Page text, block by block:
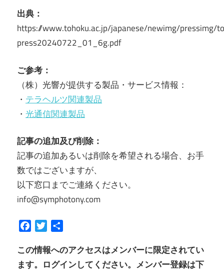
出典：
https://www.tohoku.ac.jp/japanese/newimg/pressimg/
press20240722_01_6g.pdf
ご参考：
（株）光響が提供する製品・サービス情報：
・ テラヘルツ関連製品
・ 光通信関連製品
記事の追加及び削除：
記事の追加あるいは削除を希望される場合、お手
数ではございますが、
以下窓口までご連絡ください。
info@symphotony.com
FacebookTwitter
この情報へのアクセスはメンバーに限定されてい
ます。ログインしてください。メンバー登録は下